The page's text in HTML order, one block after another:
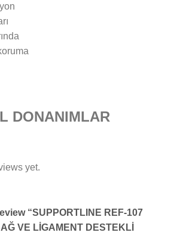
DONANIMLAR
yet.
“SUPPORTLINE REF-107
VE LİGAMENT DESTEKLİ